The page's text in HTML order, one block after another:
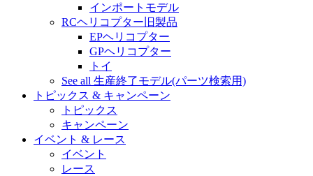
インポートモデル
RCヘリコプター旧製品
EPヘリコプター
GPヘリコプター
トイ
See all 生産終了モデル(パーツ検索用)
トピックス & キャンペーン
トピックス
キャンペーン
イベント & レース
イベント
レース